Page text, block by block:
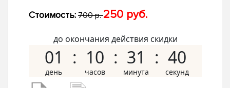
Стоимость: 700 р.250 руб.
до окончания действия скидки
01 10 31 39